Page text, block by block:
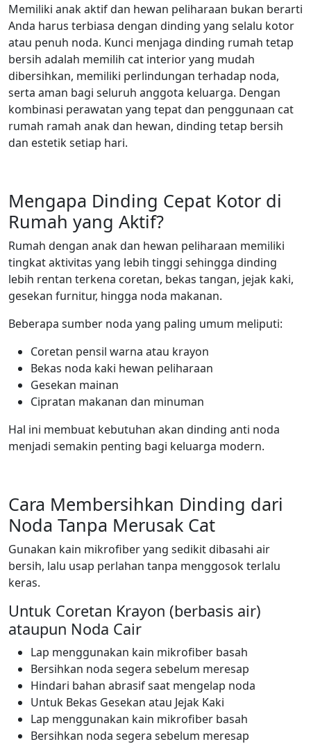
Memiliki anak aktif dan hewan peliharaan bukan berarti
Anda harus terbiasa dengan dinding yang selalu kotor
atau penuh noda. Kunci menjaga dinding rumah tetap
bersih adalah memilih cat interior yang mudah
dibersihkan, memiliki perlindungan terhadap noda,
serta aman bagi seluruh anggota keluarga. Dengan
kombinasi perawatan yang tepat dan penggunaan cat
rumah ramah anak dan hewan, dinding tetap bersih
dan estetik setiap hari.
Mengapa Dinding Cepat Kotor di
Rumah yang Aktif?
Rumah dengan anak dan hewan peliharaan memiliki
tingkat aktivitas yang lebih tinggi sehingga dinding
lebih rentan terkena coretan, bekas tangan, jejak kaki,
gesekan furnitur, hingga noda makanan.
Beberapa sumber noda yang paling umum meliputi:
Coretan pensil warna atau krayon
Bekas noda kaki hewan peliharaan
Gesekan mainan
Cipratan makanan dan minuman
Hal ini membuat kebutuhan akan dinding anti noda
menjadi semakin penting bagi keluarga modern.
Cara Membersihkan Dinding dari
Noda Tanpa Merusak Cat
Gunakan kain mikrofiber yang sedikit dibasahi air
bersih, lalu usap perlahan tanpa menggosok terlalu
keras.
Untuk Coretan Krayon (berbasis air)
ataupun Noda Cair
Lap menggunakan kain mikrofiber basah
Bersihkan noda segera sebelum meresap
Hindari bahan abrasif saat mengelap noda
Untuk Bekas Gesekan atau Jejak Kaki
Lap menggunakan kain mikrofiber basah
Bersihkan noda segera sebelum meresap